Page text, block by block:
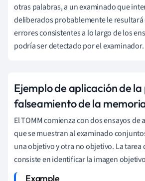
otras palabras, a un examinado que
deliberados probablemente le
errores consistentes a lo largo de los
podría ser detectado por el examinador.
Ejemplo de aplicación de
falseamiento de la
El TOMM comienza con dos ensayos de
que se muestran al examinado
una objetivo y otra no objetivo. La tarea
consiste en identificar la imagen